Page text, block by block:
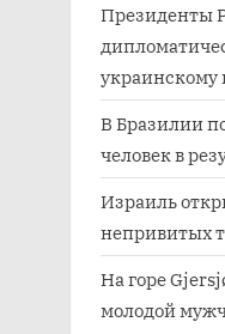
Президенты
украинскому
В Бразилии
человек в
Израиль
непривитых
На горе
молодой